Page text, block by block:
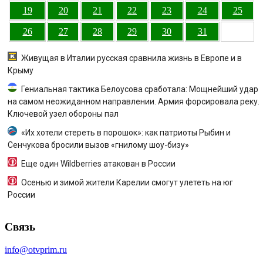
19 20 21 22 23 24 25
26 27 28 29 30 31
Живущая в Италии русская сравнила жизнь в Европе и в
Крыму
Гениальная тактика Белоусова сработала: Мощнейший удар
на самом неожиданном направлении. Армия форсировала реку.
Ключевой узел обороны пал
«Их хотели стереть в порошок»: как патриоты Рыбин и
Сенчукова бросили вызов «гнилому шоу-бизу»
Еще один Wildberries атакован в России
Осенью и зимой жители Карелии смогут улететь на юг
России
Связь
info@otvprim.ru